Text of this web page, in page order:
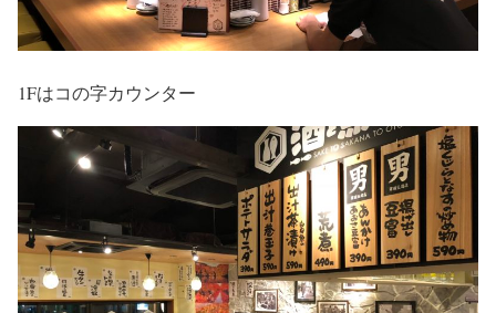
1Fはコの字カウンター